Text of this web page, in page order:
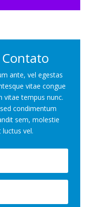
ante, vel egestas
vitae congue
vitae tempus nunc.
condimentum
sem, molestie
vel.